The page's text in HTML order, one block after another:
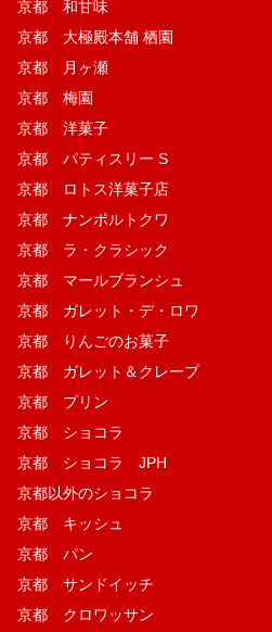
京都 和甘味
京都 大極殿本舗 栖園
京都 月ヶ瀬
京都 梅園
京都 洋菓子
京都 パティスリー S
京都 ロトス洋菓子店
京都 ナンポルトクワ
京都 ラ・クラシック
京都 マールブランシュ
京都 ガレット・デ・ロワ
京都 りんごのお菓子
京都 ガレット＆クレープ
京都 プリン
京都 ショコラ
京都 ショコラ JPH
京都以外のショコラ
京都 キッシュ
京都 パン
京都 サンドイッチ
京都 クロワッサン